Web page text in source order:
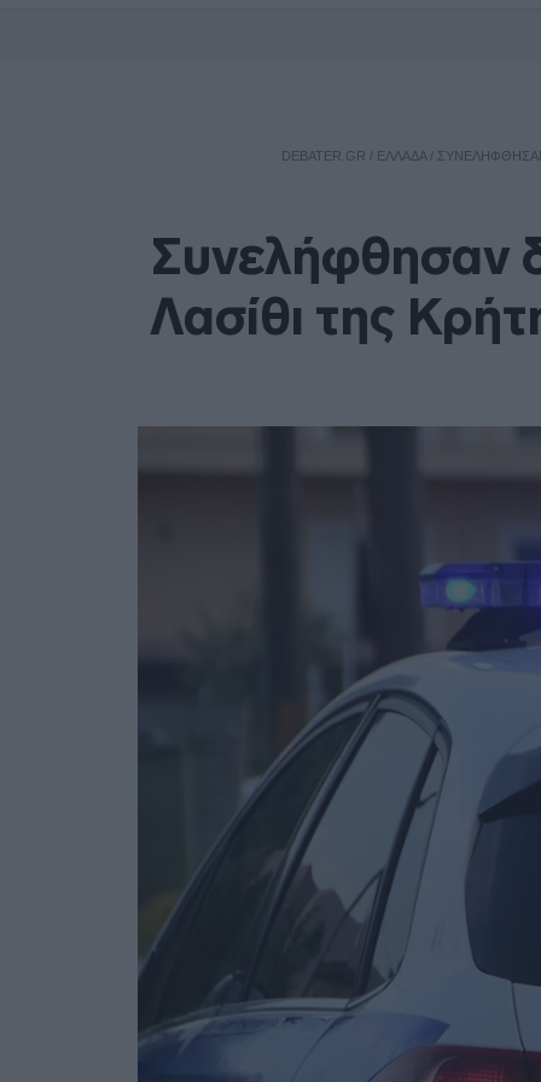
DEBATER.GR / ΕΛΛΑΔΑ/
Συνελήφθησαν
Λασίθι της